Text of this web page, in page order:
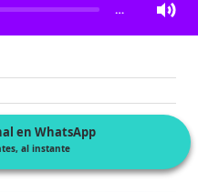
…
en WhatsApp
al instante